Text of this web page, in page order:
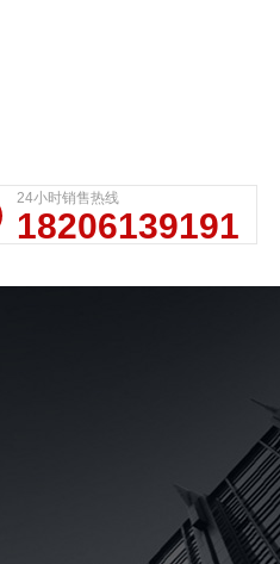
24小时销售热线
18206139191